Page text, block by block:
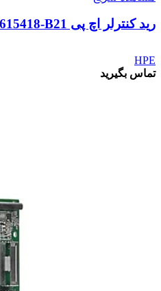
رید کنترلر اچ پی P822/2GB FBWC 615418-B21
HPE
تماس بگیرید